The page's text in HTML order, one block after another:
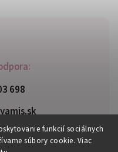
funkcií sociálnych
súbory cookie. Viac
698